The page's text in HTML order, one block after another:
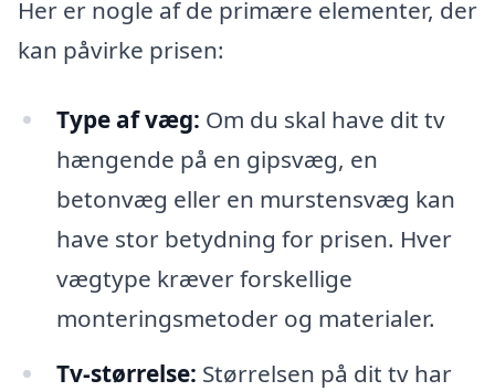
Her er nogle af de primære elementer, der
kan påvirke prisen:
Type af væg: Om du skal have dit tv
hængende på en gipsvæg, en
betonvæg eller en murstensvæg kan
have stor betydning for prisen. Hver
vægtype kræver forskellige
monteringsmetoder og materialer.
Tv-størrelse: Størrelsen på dit tv har